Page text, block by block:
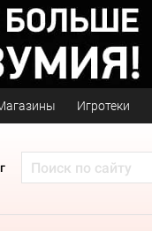
Игротеки